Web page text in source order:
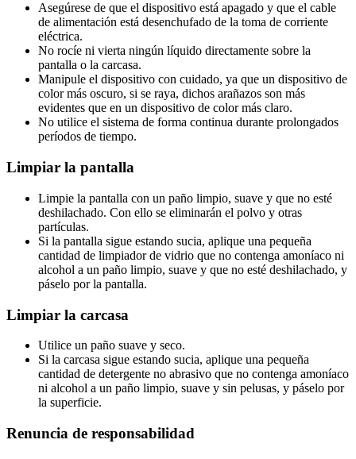
Asegúrese de que el dispositivo está apagado y que el cable
de alimentación está desenchufado de la toma de corriente
eléctrica.
No rocíe ni vierta ningún líquido directamente sobre la
pantalla o la carcasa.
Manipule el dispositivo con cuidado, ya que un dispositivo de
color más oscuro, si se raya, dichos arañazos son más
evidentes que en un dispositivo de color más claro.
No utilice el sistema de forma continua durante prolongados
períodos de tiempo.
Limpiar la pantalla
Limpie la pantalla con un paño limpio, suave y que no esté
deshilachado. Con ello se eliminarán el polvo y otras
partículas.
Si la pantalla sigue estando sucia, aplique una pequeña
cantidad de limpiador de vidrio que no contenga amoníaco ni
alcohol a un paño limpio, suave y que no esté deshilachado, y
páselo por la pantalla.
Limpiar la carcasa
Utilice un paño suave y seco.
Si la carcasa sigue estando sucia, aplique una pequeña
cantidad de detergente no abrasivo que no contenga amoníaco
ni alcohol a un paño limpio, suave y sin pelusas, y páselo por
la superficie.
Renuncia de responsabilidad